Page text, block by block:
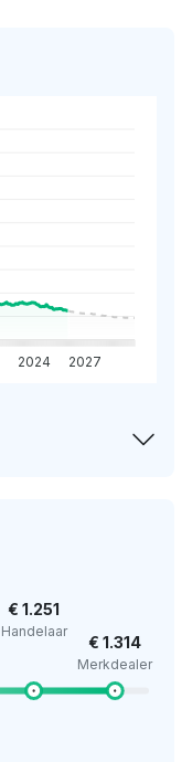
2024 2027
€ 1.251
Handelaar
€ 1.314
Merkdealer